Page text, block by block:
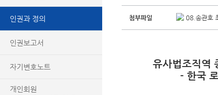
인권과 정의
인권보고서
자기변호노트
개인회원
첨부파일 08.송관호
유사법조직역
- 한국